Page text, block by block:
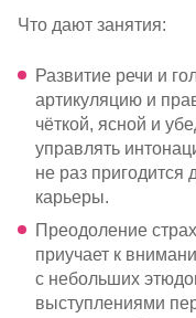
Что дают занятия:
Развитие речи и
артикуляцию и
чёткой, ясной и
управлять
не раз
карьеры.
Преодоление
приучает к
с небольших
выступлениями